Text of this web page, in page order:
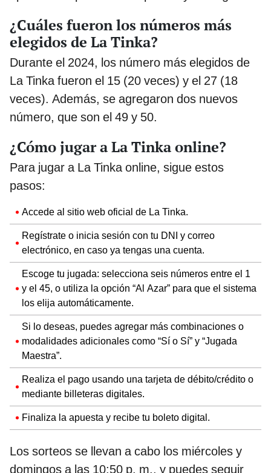
¿Cuáles fueron los números más
elegidos de La Tinka?
Durante el 2024, los número más elegidos de
La Tinka fueron el 15 (20 veces) y el 27 (18
veces). Además, se agregaron dos nuevos
número, que son el 49 y 50.
¿Cómo jugar a La Tinka online?
Para jugar a La Tinka online, sigue estos
pasos:
Accede al sitio web oficial de La Tinka.
Regístrate o inicia sesión con tu DNI y correo
electrónico, en caso ya tengas una cuenta.
Escoge tu jugada: selecciona seis números entre el 1
y el 45, o utiliza la opción “Al Azar” para que el sistema
los elija automáticamente.
Si lo deseas, puedes agregar más combinaciones o
modalidades adicionales como “Sí o Sí” y “Jugada
Maestra”.
Realiza el pago usando una tarjeta de débito/crédito o
mediante billeteras digitales.
Finaliza la apuesta y recibe tu boleto digital.
Los sorteos se llevan a cabo los miércoles y
domingos a las 10:50 p. m., y puedes seguir